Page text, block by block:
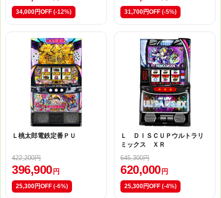
34,000円OFF (-12%) 31,700円OFF (-5%)
Ｌ桃太郎電鉄定番ＰＵ
422,200円
396,900 円
25,300円OFF (-6%)
Ｌ ＤＩＳＣＵＰウルトラリ
ミックス ＸＲ
645,300円
620,000 円
25,300円OFF (-4%)